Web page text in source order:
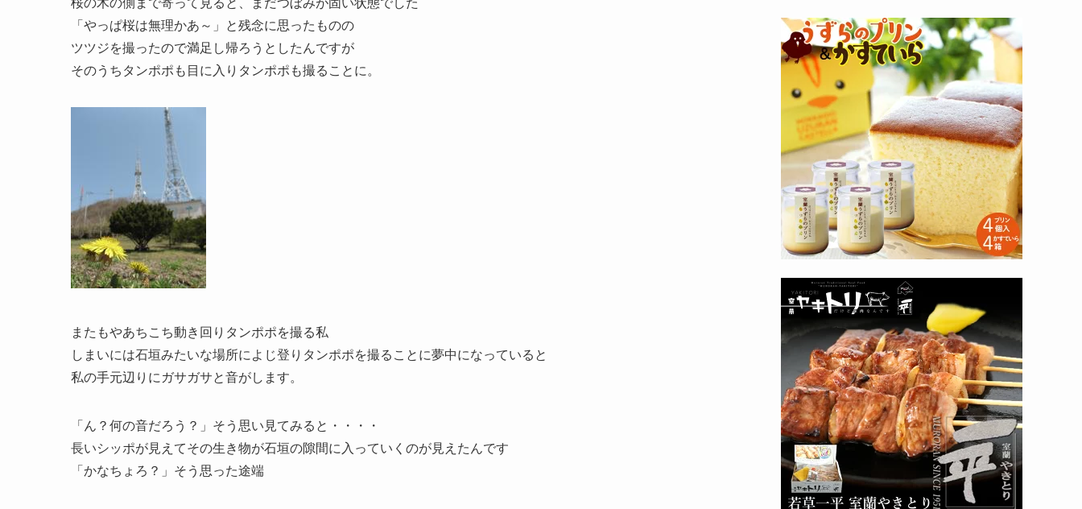
「やっぱ桜は無理かあ～」と残念に思ったものの
ツツジを撮ったので満足し帰ろうとしたんですが
そのうちタンポポも目に入りタンポポも撮ることに。
またもやあちこち動き回りタンポポを撮る私
しまいには石垣みたいな場所によじ登りタンポポを撮ることに夢中になっていると
私の手元辺りにガサガサと音がします。
「ん？何の音だろう？」そう思い見てみると・・・・
長いシッポが見えてその生き物が石垣の隙間に入っていくのが見えたんです
「かなちょろ？」そう思った途端